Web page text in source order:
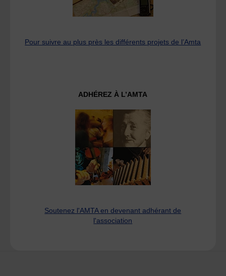
Pour suivre au plus près les différents projets de l’Amta
ADHÉREZ À L’AMTA
Soutenez l'AMTA en devenant adhérant de
l'association